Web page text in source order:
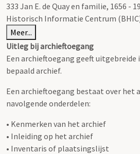
333 Jan E. de Quay en familie, 1656 -
Historisch Informatie Centrum
Meer...
Uitleg bij archieftoegang
Een archieftoegang geeft
bepaald archief.
Een archieftoegang bestaat over het
navolgende onderdelen:
• Kenmerken van het archief
• Inleiding op het archief
• Inventaris of plaatsingslijst